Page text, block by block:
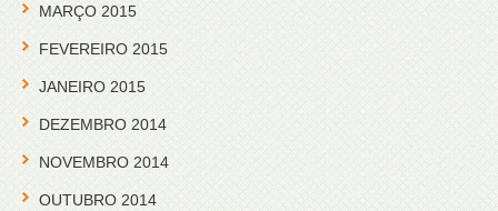
MARÇO 2015
FEVEREIRO 2015
JANEIRO 2015
DEZEMBRO 2014
NOVEMBRO 2014
OUTUBRO 2014